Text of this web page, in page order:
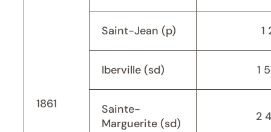
1861
Saint-Jean (p) 1
Iberville (sd) 1
Sainte-
Marguerite (sd)
2